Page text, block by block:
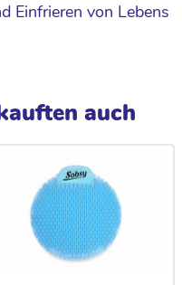
Einfrieren von Lebens
auch